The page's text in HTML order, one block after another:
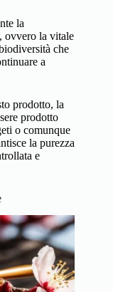
la
ovvero la vitale
che
a
prodotto, la
prodotto
o comunque
la purezza
e